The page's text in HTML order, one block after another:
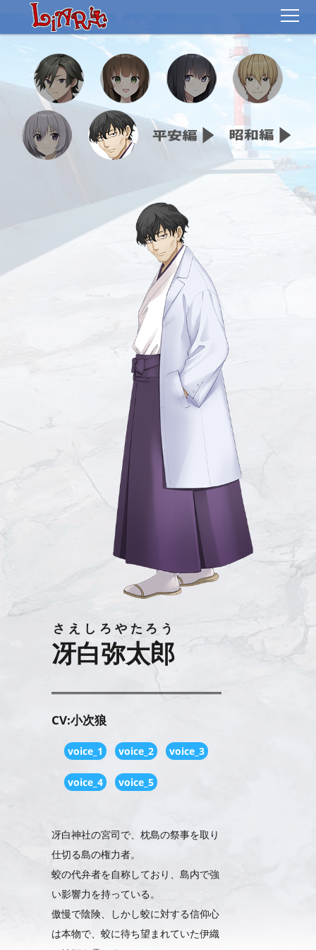
STORY
CHARACTER
MOVIE
SPECIAL
冴白弥太郎
さえしろやたろう
CV:小次狼
voice_1 voice_2 voice_3
voice_4 voice_5
冴白神社の宮司で、枕島の祭事を取り
仕切る島の権力者。
蛟の代弁者を自称しており、島内で強
い影響力を持っている。
傲慢で陰険、しかし蛟に対する信仰心
は本物で、蛟に待ち望まれていた伊織